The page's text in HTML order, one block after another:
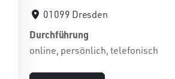
01099 Dresden
Durchführung
online, persönlich, telefonisch